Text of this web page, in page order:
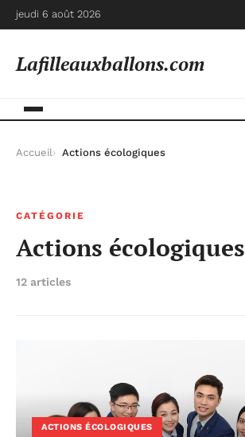
jeudi 6 août 2026
Lafilleauxballons.com
Accueil Actions écologiques
CATÉGORIE
Actions écologiques
12 articles
ACTIONS ÉCOLOGIQUES